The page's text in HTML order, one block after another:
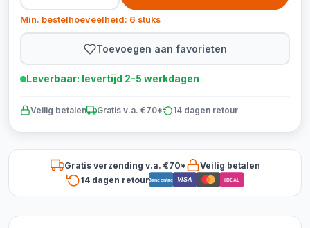
Min. bestelhoeveelheid: 6 stuks
Toevoegen aan favorieten
Leverbaar: levertijd 2-5 werkdagen
Veilig betalen Gratis v.a. €70* 14 dagen retour
Gratis verzending v.a. €70*
Veilig betalen
14 dagen retourBancontact VISA iDEAL